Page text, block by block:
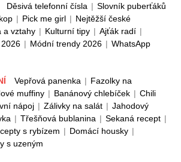
Děsivá telefonní čísla | Slovník puberťáků
| Pick me girl | Nejtěžší české
a vztahy | Kulturní tipy | Ajťák radí |
| Módní trendy 2026 | WhatsApp
Vepřová panenka | Fazolky na
muffiny | Banánový chlebíček | Chili
nápoj | Zálivky na salát | Jahodový
| Třešňová bublanina | Sekaná recept |
s rybízem | Domácí housky |
s uzeným